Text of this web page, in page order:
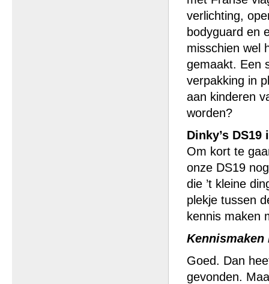
verlichting,
bodyguard en
misschien wel
gemaakt. Een
verpakking in
aan kinderen
worden?
Dinky’s
Om kort te
onze DS19
die ’t kleine
plekje tussen
kennis maken
Goed. Dan
gevonden.